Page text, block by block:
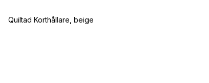
Quiltad Korthållare, beige